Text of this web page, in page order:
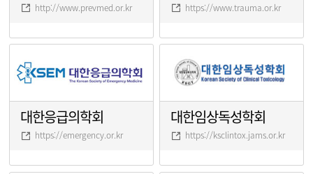
http://www.prevmed.or.kr https://www.trauma.or.kr
대한응급의학회
https://emergency.or.kr
대한임상독성학회
https://ksclintox.jams.or.kr